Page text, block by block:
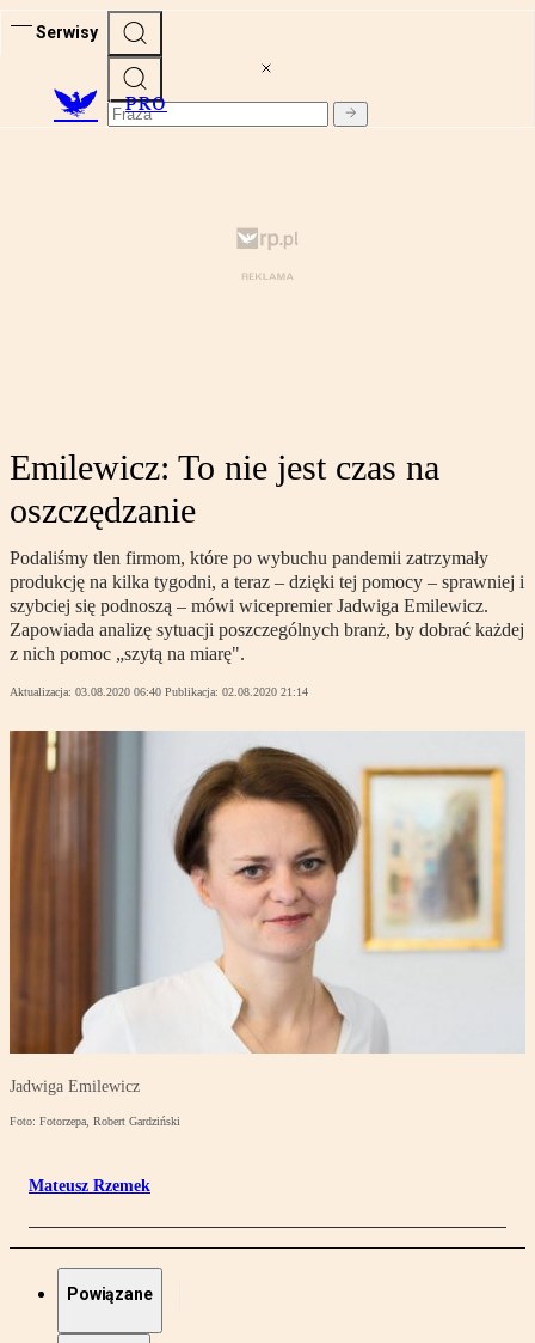
Serwisy
PRO
Emilewicz: To nie jest czas na
oszczędzanie
Podaliśmy tlen firmom, które po wybuchu pandemii zatrzymały
produkcję na kilka tygodni, a teraz – dzięki tej pomocy – sprawniej i
szybciej się podnoszą – mówi wicepremier Jadwiga Emilewicz.
Zapowiada analizę sytuacji poszczególnych branż, by dobrać każdej
z nich pomoc „szytą na miarę".
Aktualizacja: 03.08.2020 06:40 Publikacja: 02.08.2020 21:14
Jadwiga Emilewicz
Foto: Fotorzepa, Robert Gardziński
Mateusz Rzemek
Powiązane